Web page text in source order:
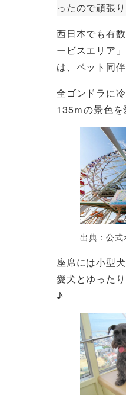
ったので頑張
西日本でも有
ービスエリア
は、ペット同
全ゴンドラに
135ｍの景色を
出典：公
座席には小型
愛犬とゆった
♪